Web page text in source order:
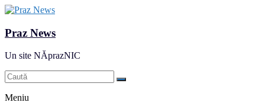
Praz News
Un site NĂprazNIC
Meniu